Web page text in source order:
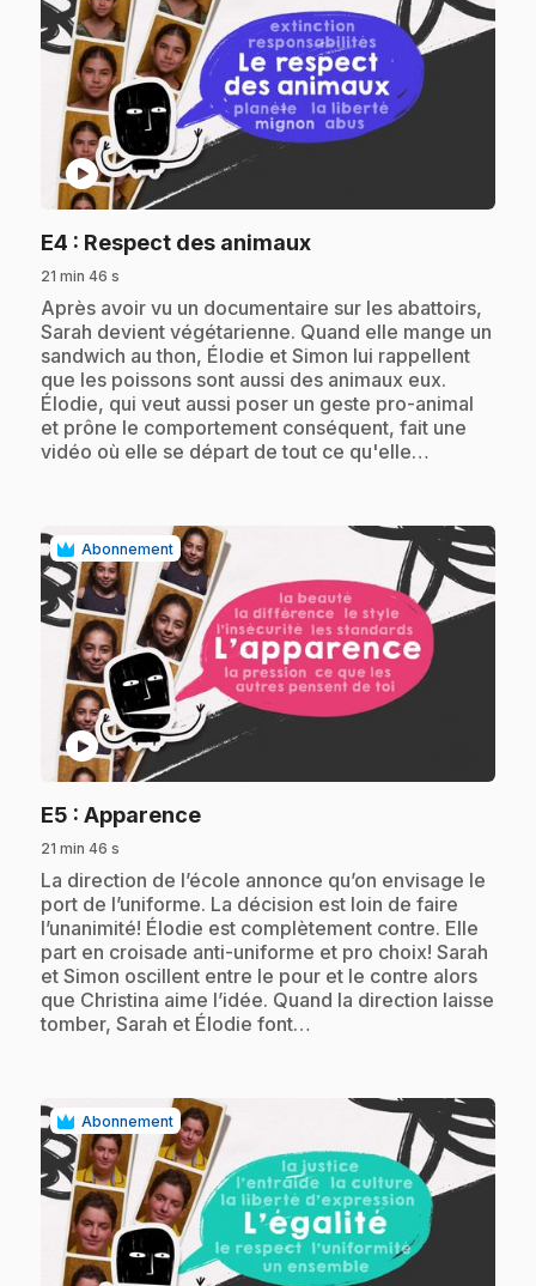
play_circle
E4 : Respect des animaux.
21 min 46 s
.Après avoir vu un documentaire sur les abattoirs,
Sarah devient végétarienne. Quand elle mange un
sandwich au thon, Élodie et Simon lui rappellent
que les poissons sont aussi des animaux eux.
Élodie, qui veut aussi poser un geste pro-animal
et prône le comportement conséquent, fait une
vidéo où elle se départ de tout ce qu'elle…
Abonnement
play_circle
E5 : Apparence.
21 min 46 s
.La direction de l’école annonce qu’on envisage le
port de l’uniforme. La décision est loin de faire
l’unanimité! Élodie est complètement contre. Elle
part en croisade anti-uniforme et pro choix! Sarah
et Simon oscillent entre le pour et le contre alors
que Christina aime l’idée. Quand la direction laisse
tomber, Sarah et Élodie font…
Abonnement